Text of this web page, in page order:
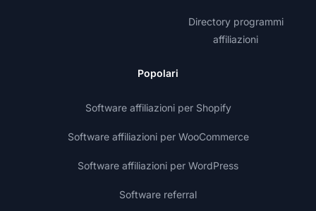
Directory programmi
affiliazioni
Popolari
Software affiliazioni per Shopify
Software affiliazioni per WooCommerce
Software affiliazioni per WordPress
Software referral